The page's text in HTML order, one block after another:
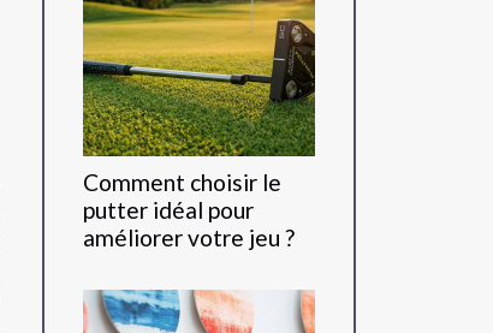
Comment choisir le
putter idéal pour
améliorer votre jeu ?